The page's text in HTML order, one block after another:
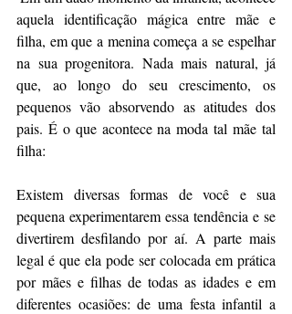
aquela identificação mágica entre mãe e
filha, em que a menina começa a se espelhar
na sua progenitora. Nada mais natural, já
que, ao longo do seu crescimento, os
pequenos vão absorvendo as atitudes dos
pais. É o que acontece na moda tal mãe tal
filha:
Existem diversas formas de você e sua
pequena experimentarem essa tendência e se
divertirem desfilando por aí. A parte mais
legal é que ela pode ser colocada em prática
por mães e filhas de todas as idades e em
diferentes ocasiões: de uma festa infantil a